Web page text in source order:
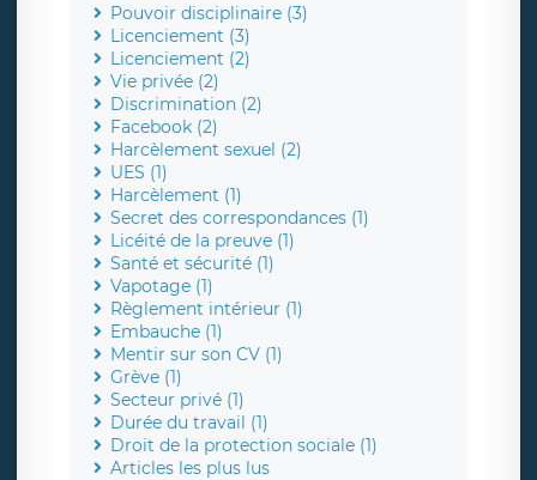
Pouvoir disciplinaire (3)
Licenciement (3)
Licenciement (2)
Vie privée (2)
Discrimination (2)
Facebook (2)
Harcèlement sexuel (2)
UES (1)
Harcèlement (1)
Secret des correspondances (1)
Licéité de la preuve (1)
Santé et sécurité (1)
Vapotage (1)
Règlement intérieur (1)
Embauche (1)
Mentir sur son CV (1)
Grève (1)
Secteur privé (1)
Durée du travail (1)
Droit de la protection sociale (1)
Articles les plus lus